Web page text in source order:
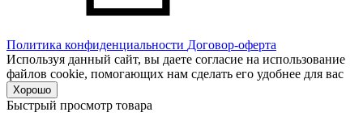
Политика конфиденциальности Договор-оферта
Используя данный сайт, вы даете согласие на использование
файлов cookie, помогающих нам сделать его удобнее для вас
Хорошо
Быстрый просмотр товара